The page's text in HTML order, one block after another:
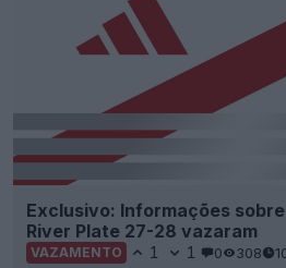
Exclusivo: Informações
River Plate 27-28 vazaram
VAZAMENTO 1 1 0 308